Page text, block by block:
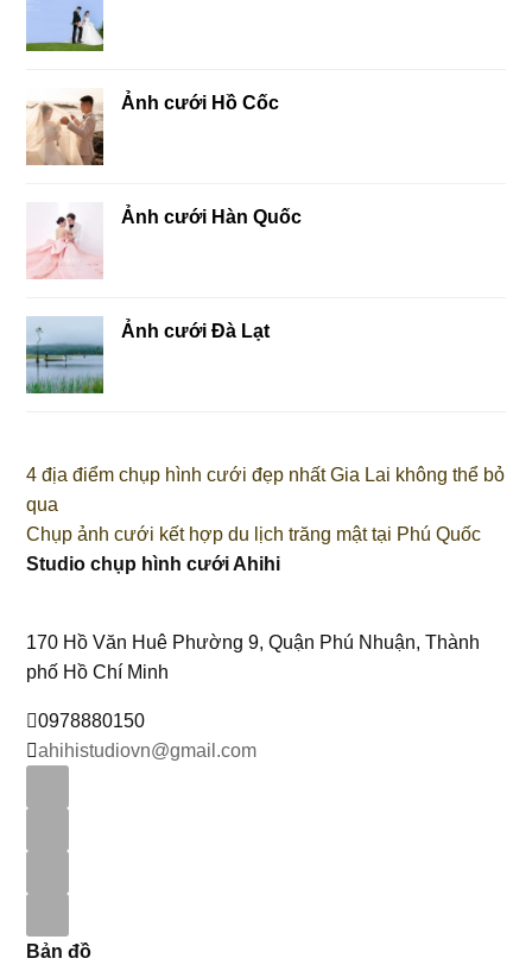
Ảnh cưới Hồ Cốc
Ảnh cưới Hàn Quốc
Ảnh cưới Đà Lạt
4 địa điểm chụp hình cưới đẹp nhất Gia Lai không thể bỏ
qua
Chụp ảnh cưới kết hợp du lịch trăng mật tại Phú Quốc
Studio chụp hình cưới Ahihi
170 Hồ Văn Huê Phường 9, Quận Phú Nhuận, Thành
phố Hồ Chí Minh
0978880150
ahihistudiovn@gmail.com
Bản đồ